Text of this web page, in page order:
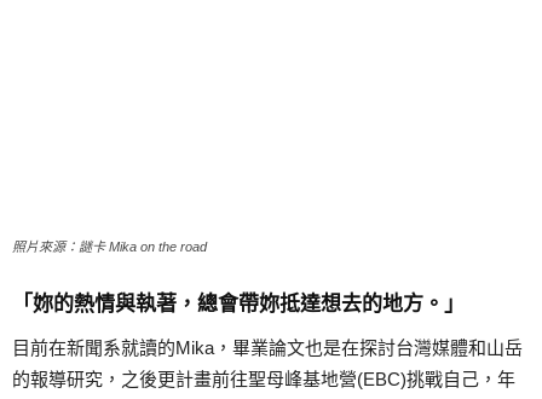
照片來源：謎卡 Mika on the road
「妳的熱情與執著，總會帶妳抵達想去的地方。」
目前在新聞系就讀的Mika，畢業論文也是在探討台灣媒體和山岳
的報導研究，之後更計畫前往聖母峰基地營(EBC)挑戰自己，年